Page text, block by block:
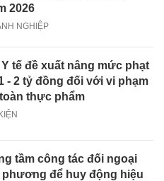
2026
NGHIỆP
Y tế đề xuất nâng mức phạt
- 2 tỷ đồng đối với vi phạm
thực phẩm
tầm công tác đối ngoại
phương để huy động hiệu